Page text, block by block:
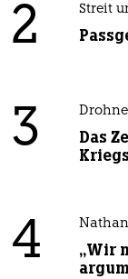
2 Streit
3
Das
4
„Wir